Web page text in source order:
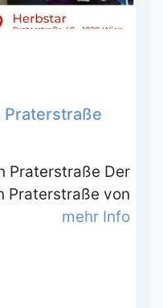
Praterstraße
Praterstraße Der
Praterstraße von
mehr Info